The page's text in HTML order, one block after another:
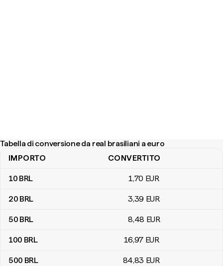
Tabella di conversione da real brasiliani a euro
Tabella di conversione da real brasiliani a euro
IMPORTO CONVERTITO
10 BRL 1,70 EUR
20 BRL 3,39 EUR
50 BRL 8,48 EUR
100 BRL 16,97 EUR
500 BRL 84,83 EUR